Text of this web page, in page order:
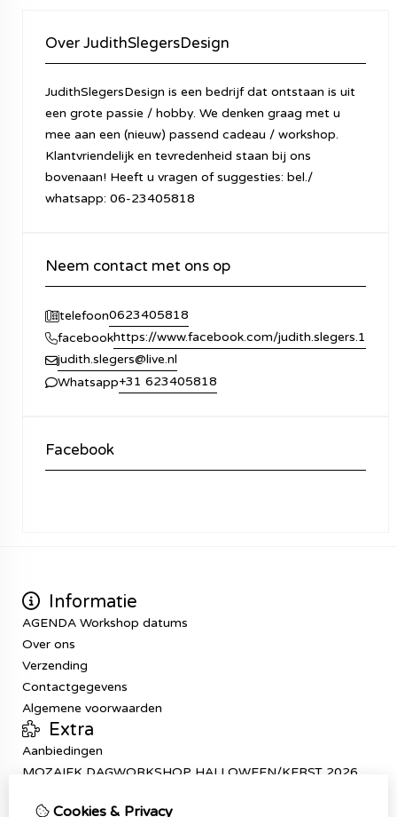
Over JudithSlegersDesign
JudithSlegersDesign is een bedrijf dat ontstaan is uit
een grote passie / hobby. We denken graag met u
mee aan een (nieuw) passend cadeau / workshop.
Klantvriendelijk en tevredenheid staan bij ons
bovenaan! Heeft u vragen of suggesties: bel./
whatsapp: 06-23405818
Neem contact met ons op
telefoon0623405818
facebookhttps://www.facebook.com/judith.slegers.1
judith.slegers@live.nl
Whatsapp+31 623405818
Facebook
Informatie
AGENDA Workshop datums
Over ons
Verzending
Contactgegevens
Algemene voorwaarden
Extra
Aanbiedingen
MOZAIEK DAGWORKSHOP HALLOWEEN/KERST 2026
Cookies & Privacy